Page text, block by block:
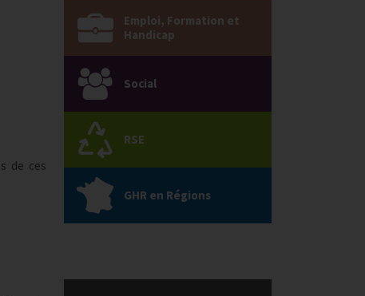
de ces
Emploi, Formation et
Handicap
Social
RSE
GHR en Régions